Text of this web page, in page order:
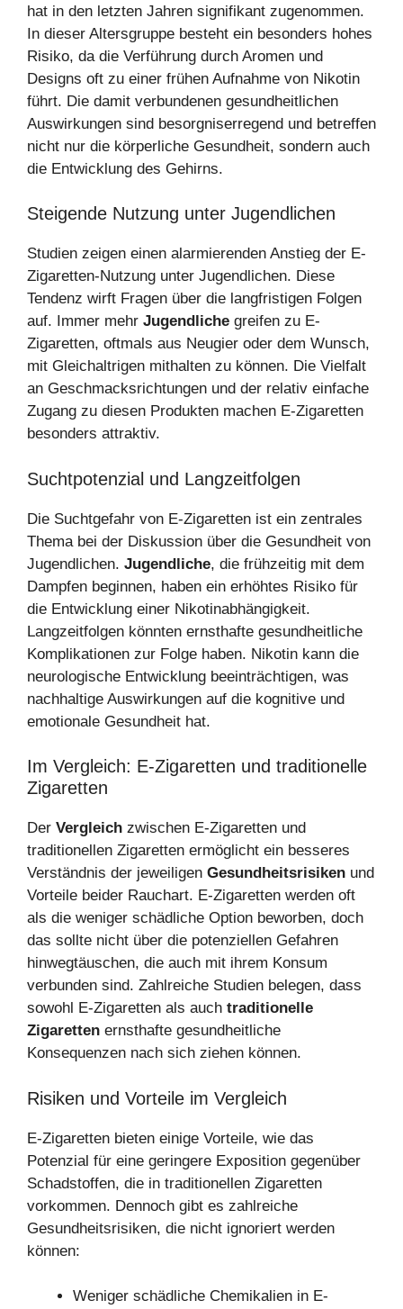
hat in den letzten Jahren signifikant zugenommen.
In dieser Altersgruppe besteht ein besonders hohes
Risiko, da die Verführung durch Aromen und
Designs oft zu einer frühen Aufnahme von Nikotin
führt. Die damit verbundenen gesundheitlichen
Auswirkungen sind besorgniserregend und betreffen
nicht nur die körperliche Gesundheit, sondern auch
die Entwicklung des Gehirns.
Steigende Nutzung unter Jugendlichen
Studien zeigen einen alarmierenden Anstieg der E-
Zigaretten-Nutzung unter Jugendlichen. Diese
Tendenz wirft Fragen über die langfristigen Folgen
auf. Immer mehr Jugendliche greifen zu E-
Zigaretten, oftmals aus Neugier oder dem Wunsch,
mit Gleichaltrigen mithalten zu können. Die Vielfalt
an Geschmacksrichtungen und der relativ einfache
Zugang zu diesen Produkten machen E-Zigaretten
besonders attraktiv.
Suchtpotenzial und Langzeitfolgen
Die Suchtgefahr von E-Zigaretten ist ein zentrales
Thema bei der Diskussion über die Gesundheit von
Jugendlichen. Jugendliche, die frühzeitig mit dem
Dampfen beginnen, haben ein erhöhtes Risiko für
die Entwicklung einer Nikotinabhängigkeit.
Langzeitfolgen könnten ernsthafte gesundheitliche
Komplikationen zur Folge haben. Nikotin kann die
neurologische Entwicklung beeinträchtigen, was
nachhaltige Auswirkungen auf die kognitive und
emotionale Gesundheit hat.
Im Vergleich: E-Zigaretten und traditionelle
Zigaretten
Der Vergleich zwischen E-Zigaretten und
traditionellen Zigaretten ermöglicht ein besseres
Verständnis der jeweiligen Gesundheitsrisiken und
Vorteile beider Rauchart. E-Zigaretten werden oft
als die weniger schädliche Option beworben, doch
das sollte nicht über die potenziellen Gefahren
hinwegtäuschen, die auch mit ihrem Konsum
verbunden sind. Zahlreiche Studien belegen, dass
sowohl E-Zigaretten als auch traditionelle
Zigaretten ernsthafte gesundheitliche
Konsequenzen nach sich ziehen können.
Risiken und Vorteile im Vergleich
E-Zigaretten bieten einige Vorteile, wie das
Potenzial für eine geringere Exposition gegenüber
Schadstoffen, die in traditionellen Zigaretten
vorkommen. Dennoch gibt es zahlreiche
Gesundheitsrisiken, die nicht ignoriert werden
können:
Weniger schädliche Chemikalien in E-